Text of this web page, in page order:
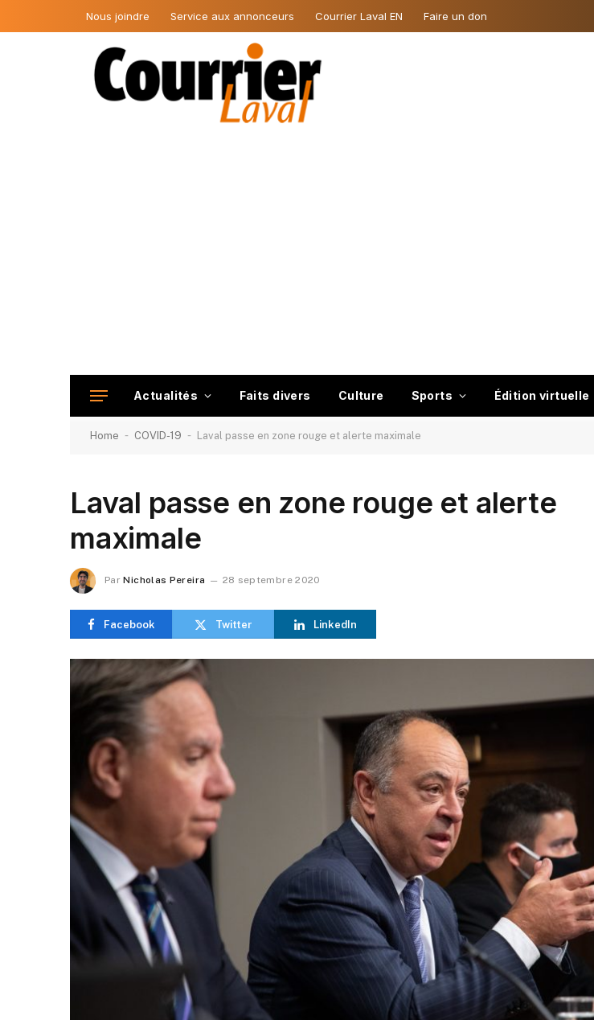
Nous joindre Service aux annonceurs Courrier Laval EN Faire un don
Actualités Faits divers Culture Sports Édition virtuelle
Home - COVID-19 - Laval passe en zone rouge et alerte maximale
Laval passe en zone rouge et alerte
maximale
Par Nicholas Pereira 28 septembre 2020
Facebook Twitter LinkedIn